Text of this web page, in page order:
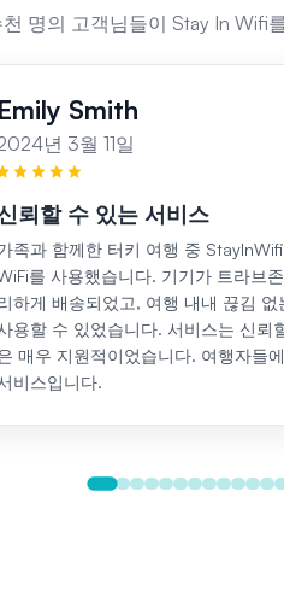
천 명의 고객님들이 Stay In Wifi
Emily Smith
년 3월 11일
뢰할 수 있는 서비스
족과 함께한 터키 여행 중
를 사용했습니다. 기기가 트라브
하게 배송되었고, 여행 내내 끊김 없
용할 수 있었습니다. 서비스는 신뢰
매우 지원적이었습니다. 여행자들
비스입니다.